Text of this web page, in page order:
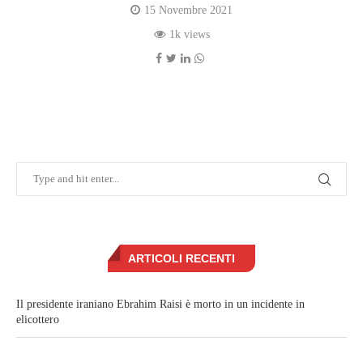
15 Novembre 2021
1k views
ARTICOLI RECENTI
Il presidente iraniano Ebrahim Raisi è morto in un incidente in
elicottero